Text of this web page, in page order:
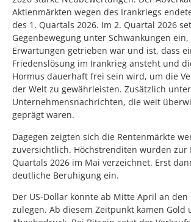
Aktienmärkten wegen des Irankriegs
des 1. Quartals 2026. Im 2. Quartal 2026
Gegenbewegung unter Schwankungen ein,
Erwartungen getrieben war und ist, dass
Friedenslösung im Irankrieg ansteht und
Hormus dauerhaft frei sein wird, um die
der Welt zu gewährleisten. Zusätzlich
Unternehmensnachrichten, die weit
geprägt waren.
Dagegen zeigten sich die Rentenmärkte
zuversichtlich. Höchstrenditen wurden zur
Quartals 2026 im Mai verzeichnet. Erst
deutliche Beruhigung ein.
Der US-Dollar konnte ab Mitte April an den
zulegen. Ab diesem Zeitpunkt kamen Gold